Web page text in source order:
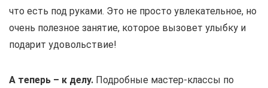
что есть под руками. Это не просто увлекательное, но
очень полезное занятие, которое вызовет улыбку и
подарит удовольствие!
А теперь – к делу. Подробные мастер-классы по